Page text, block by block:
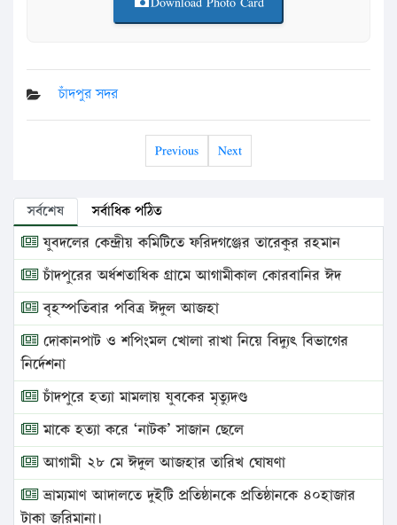
চাঁদপুর সদর
Previous Next
সর্বশেষ সর্বাধিক পঠিত
যুবদলের কেন্দ্রীয় কমিটিতে ফরিদগঞ্জের তারেকুর রহমান
চাঁদপুরের অর্ধশতাধিক গ্রামে আগামীকাল কোরবানির ঈদ
বৃহস্পতিবার পবিত্র ঈদুল আজহা
দোকানপাট ও শপিংমল খোলা রাখা নিয়ে বিদ্যুৎ বিভাগের
নির্দেশনা
চাঁদপুরে হত্যা মামলায় যুবকের মৃত্যুদণ্ড
মাকে হত্যা করে ‘নাটক’ সাজান ছেলে
আগামী ২৮ মে ঈদুল আজহার তারিখ ঘোষণা
ভ্রাম্যমাণ আদালতে দুইটি প্রতিষ্ঠানকে প্রতিষ্ঠানকে ৪০হাজার
টাকা জরিমানা।